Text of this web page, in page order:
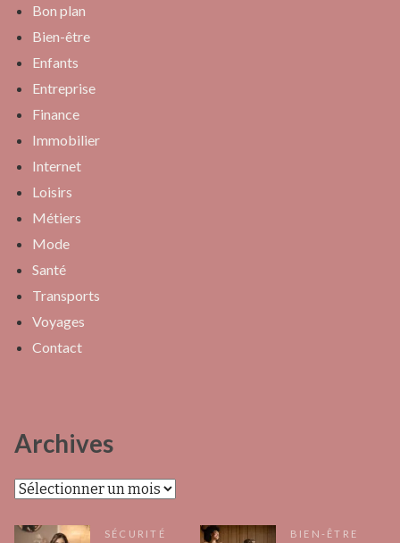
Bon plan
Bien-être
Enfants
Entreprise
Finance
Immobilier
Internet
Loisirs
Métiers
Mode
Santé
Transports
Voyages
Contact
Archives
Archives
SÉCURITÉ
BIEN-ÊTRE